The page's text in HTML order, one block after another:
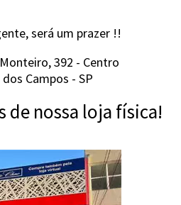
será um prazer !!
392 - Centro
Campos - SP
de nossa loja física!